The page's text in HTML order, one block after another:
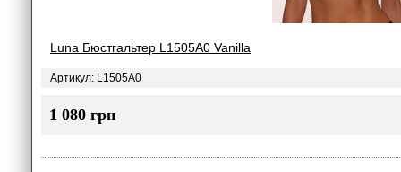
Luna Бюстгальтер L1505A0 Vanilla
Артикул: L1505A0
1 080 грн